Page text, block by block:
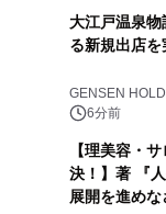
大江戸温泉物
る新規出店を
GENSEN
6分前
【理美容・
決！】著 『
展開を進め